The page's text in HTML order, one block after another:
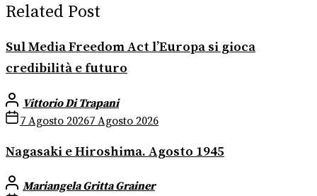
Related Post
Sul Media Freedom Act l’Europa si gioca
credibilità e futuro
Vittorio Di Trapani
7 Agosto 20267 Agosto 2026
Nagasaki e Hiroshima. Agosto 1945
Mariangela Gritta Grainer